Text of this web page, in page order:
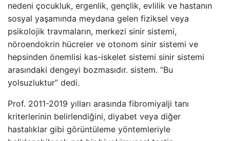
nedeni çocukluk, ergenlik, gençlik, evlilik ve hastanın
sosyal yaşamında meydana gelen fiziksel veya
psikolojik travmaların, merkezi sinir sistemi,
nöroendokrin hücreler ve otonom sinir sistemi ve
hepsinden önemlisi kas-iskelet sistemi sinir sistemi
arasındaki dengeyi bozmasıdır. sistem. “Bu
yolsuzluktur” dedi.
Prof. 2011-2019 yılları arasında fibromiyalji tanı
kriterlerinin belirlendiğini, diyabet veya diğer
hastalıklar gibi görüntüleme yöntemleriyle